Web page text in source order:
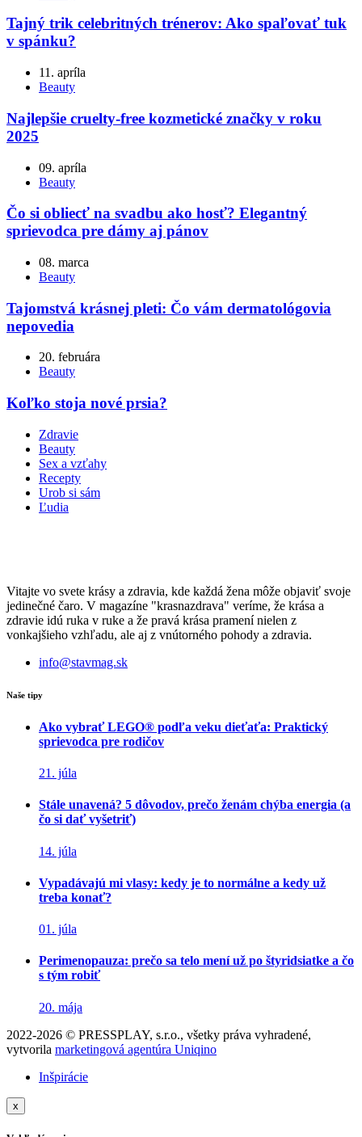
Tajný trik celebritných trénerov: Ako spaľovať tuk
v spánku?
11. apríla
Beauty
Najlepšie cruelty-free kozmetické značky v roku
2025
09. apríla
Beauty
Čo si obliecť na svadbu ako hosť? Elegantný
sprievodca pre dámy aj pánov
08. marca
Beauty
Tajomstvá krásnej pleti: Čo vám dermatológovia
nepovedia
20. februára
Beauty
Koľko stoja nové prsia?
Zdravie
Beauty
Sex a vzťahy
Recepty
Urob si sám
Ľudia
Vitajte vo svete krásy a zdravia, kde každá žena môže objaviť svoje
jedinečné čaro. V magazíne "krasnazdrava" veríme, že krása a
zdravie idú ruka v ruke a že pravá krása pramení nielen z
vonkajšieho vzhľadu, ale aj z vnútorného pohody a zdravia.
info@stavmag.sk
Naše tipy
Ako vybrať LEGO® podľa veku dieťaťa: Praktický
sprievodca pre rodičov
21. júla
Stále unavená? 5 dôvodov, prečo ženám chýba energia (a
čo si dať vyšetriť)
14. júla
Vypadávajú mi vlasy: kedy je to normálne a kedy už
treba konať?
01. júla
Perimenopauza: prečo sa telo mení už po štyridsiatke a čo
s tým robiť
20. mája
2022-2026 © PRESSPLAY, s.r.o., všetky práva vyhradené,
vytvorila marketingová agentúra Uniqino
Inšpirácie
x